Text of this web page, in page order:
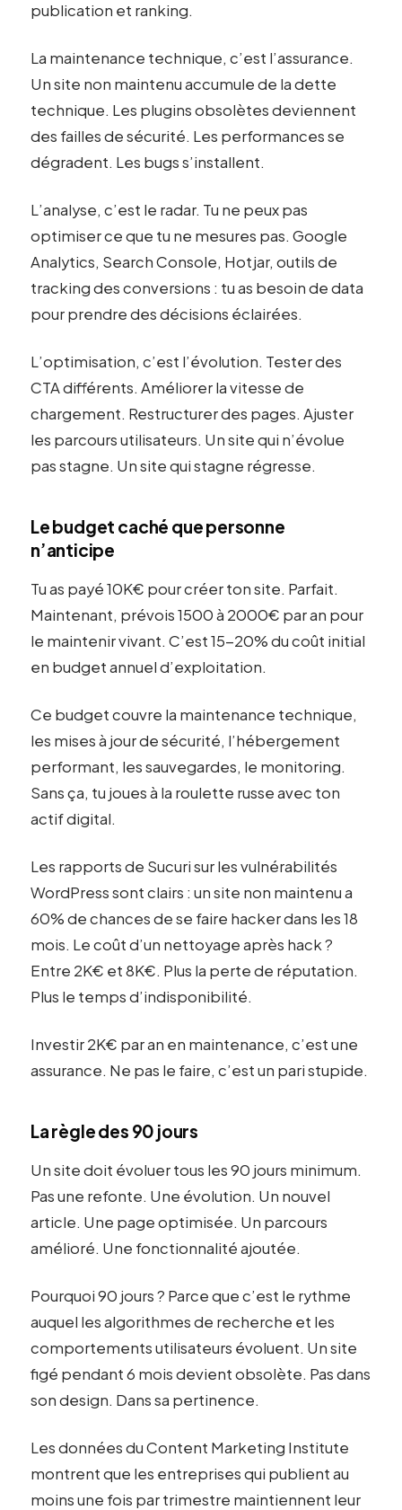
publication et ranking.
La maintenance technique, c’est l’assurance.
Un site non maintenu accumule de la dette
technique. Les plugins obsolètes deviennent
des failles de sécurité. Les performances se
dégradent. Les bugs s’installent.
L’analyse, c’est le radar. Tu ne peux pas
optimiser ce que tu ne mesures pas. Google
Analytics, Search Console, Hotjar, outils de
tracking des conversions : tu as besoin de data
pour prendre des décisions éclairées.
L’optimisation, c’est l’évolution. Tester des
CTA différents. Améliorer la vitesse de
chargement. Restructurer des pages. Ajuster
les parcours utilisateurs. Un site qui n’évolue
pas stagne. Un site qui stagne régresse.
Le budget caché que personne
n’anticipe
Tu as payé 10K€ pour créer ton site. Parfait.
Maintenant, prévois 1500 à 2000€ par an pour
le maintenir vivant. C’est 15-20% du coût initial
en budget annuel d’exploitation.
Ce budget couvre la maintenance technique,
les mises à jour de sécurité, l’hébergement
performant, les sauvegardes, le monitoring.
Sans ça, tu joues à la roulette russe avec ton
actif digital.
Les rapports de Sucuri sur les vulnérabilités
WordPress sont clairs : un site non maintenu a
60% de chances de se faire hacker dans les 18
mois. Le coût d’un nettoyage après hack ?
Entre 2K€ et 8K€. Plus la perte de réputation.
Plus le temps d’indisponibilité.
Investir 2K€ par an en maintenance, c’est une
assurance. Ne pas le faire, c’est un pari stupide.
La règle des 90 jours
Un site doit évoluer tous les 90 jours minimum.
Pas une refonte. Une évolution. Un nouvel
article. Une page optimisée. Un parcours
amélioré. Une fonctionnalité ajoutée.
Pourquoi 90 jours ? Parce que c’est le rythme
auquel les algorithmes de recherche et les
comportements utilisateurs évoluent. Un site
figé pendant 6 mois devient obsolète. Pas dans
son design. Dans sa pertinence.
Les données du Content Marketing Institute
montrent que les entreprises qui publient au
moins une fois par trimestre maintiennent leur